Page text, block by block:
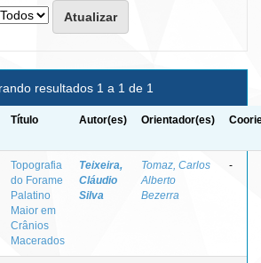
resultados 1 a 1 de 1
Título Autor(es) Orientador(es)
Topografia
do Forame
Palatino
Maior em
Crânios
Macerados
Teixeira,
Cláudio
Silva
Tomaz, Carlos
Alberto
Bezerra
-